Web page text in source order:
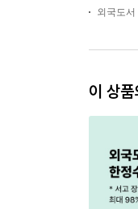
외국도서
이 상